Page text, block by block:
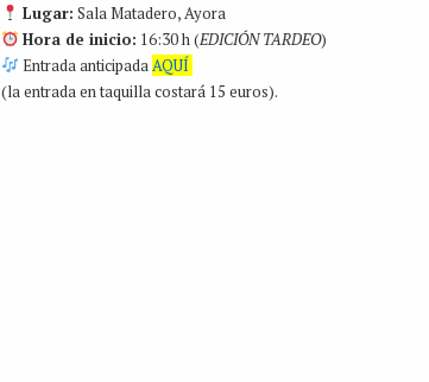
Lugar: Sala Matadero, Ayora
Hora de inicio: 16:30 h (EDICIÓN TARDEO)
Entrada anticipadaAQUÍ
(la entrada en taquilla costará 15 euros).